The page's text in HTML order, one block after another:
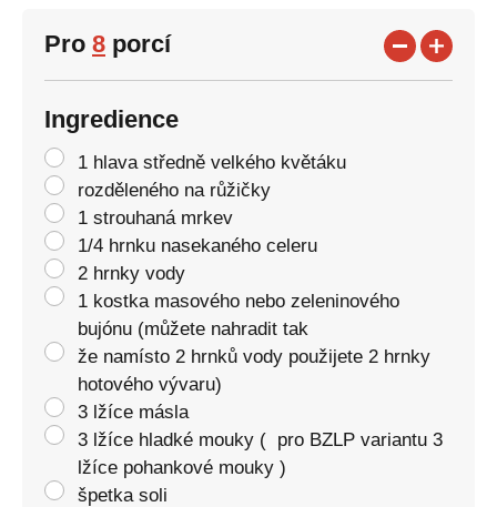
Pro 8 porcí
Ingredience
1 hlava středně velkého květáku
rozděleného na růžičky
1 strouhaná mrkev
1/4 hrnku nasekaného celeru
2 hrnky vody
1 kostka masového nebo zeleninového
bujónu (můžete nahradit tak
že namísto 2 hrnků vody použijete 2 hrnky
hotového vývaru)
3 lžíce másla
3 lžíce hladké mouky ( pro BZLP variantu 3
lžíce pohankové mouky )
špetka soli